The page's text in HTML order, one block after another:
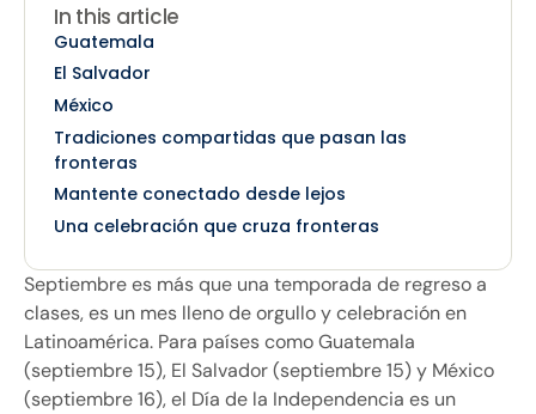
In this article
Guatemala
El Salvador
México
Tradiciones compartidas que pasan las
fronteras
Mantente conectado desde lejos
Una celebración que cruza fronteras
Septiembre es más que una temporada de regreso a
clases, es un mes lleno de orgullo y celebración en
Latinoamérica. Para países como Guatemala
(septiembre 15), El Salvador (septiembre 15) y México
(septiembre 16), el Día de la Independencia es un